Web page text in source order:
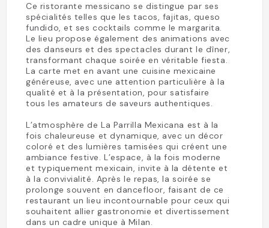
Ce ristorante messicano se distingue par ses
spécialités telles que les tacos, fajitas, queso
fundido, et ses cocktails comme le margarita.
Le lieu propose également des animations avec
des danseurs et des spectacles durant le dîner,
transformant chaque soirée en véritable fiesta.
La carte met en avant une cuisine mexicaine
généreuse, avec une attention particulière à la
qualité et à la présentation, pour satisfaire
tous les amateurs de saveurs authentiques.
L’atmosphère de La Parrilla Mexicana est à la
fois chaleureuse et dynamique, avec un décor
coloré et des lumières tamisées qui créent une
ambiance festive. L’espace, à la fois moderne
et typiquement mexicain, invite à la détente et
à la convivialité. Après le repas, la soirée se
prolonge souvent en dancefloor, faisant de ce
restaurant un lieu incontournable pour ceux qui
souhaitent allier gastronomie et divertissement
dans un cadre unique à Milan.